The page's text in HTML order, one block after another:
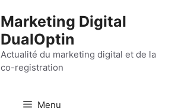
Marketing Digital
DualOptin
Actualité du marketing digital et de la
co-registration
Menu